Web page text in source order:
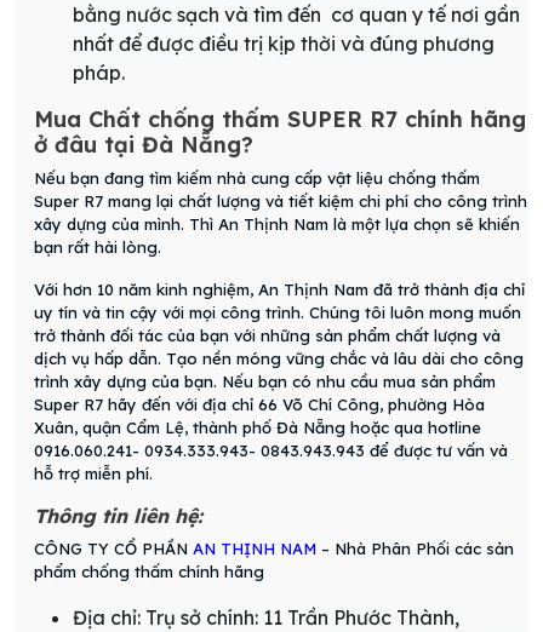
bằng nước sạch và tìm đến cơ quan y tế nơi gần
nhất để được điều trị kịp thời và đúng phương
pháp.
Mua Chất chống thấm SUPER R7 chính hãng
ở đâu tại Đà Nẵng?
Nếu bạn đang tìm kiếm nhà cung cấp vật liệu chống thấm
Super R7 mang lại chất lượng và tiết kiệm chi phí cho công trình
xây dựng của mình. Thì An Thịnh Nam là một lựa chọn sẽ khiến
bạn rất hài lòng.
Với hơn 10 năm kinh nghiệm, An Thịnh Nam đã trở thành địa chỉ
uy tín và tin cậy với mọi công trình. Chúng tôi luôn mong muốn
trở thành đối tác của bạn với những sản phẩm chất lượng và
dịch vụ hấp dẫn. Tạo nền móng vững chắc và lâu dài cho công
trình xây dựng của bạn. Nếu bạn có nhu cầu mua sản phẩm
Super R7 hãy đến với địa chỉ 66 Võ Chí Công, phường Hòa
Xuân, quận Cẩm Lệ, thành phố Đà Nẵng hoặc qua hotline
0916.060.241- 0934.333.943- 0843.943.943 để được tư vấn và
hỗ trợ miễn phí.
Thông tin liên hệ:
CÔNG TY CỔ PHẦN AN THỊNH NAM – Nhà Phân Phối các sản
phẩm chống thấm chính hãng
Địa chỉ: Trụ sở chính: 11 Trần Phước Thành,